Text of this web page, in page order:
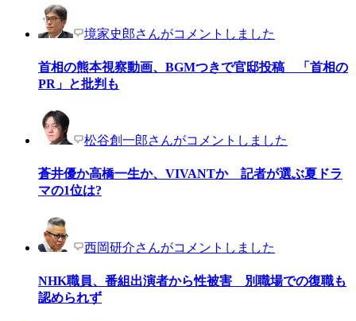
境家史郎さんがコメントしました
首相の熊本視察動画、BGMつきで官邸投稿 「首相の
PR」と批判も
松谷創一郎さんがコメントしました
蒼井優か高橋一生か、VIVANTか 記者が選ぶ夏ドラ
マの1位は?
西岡研介さんがコメントしました
NHK職員、番組出演者から性被害 別職場での復職も
認められず